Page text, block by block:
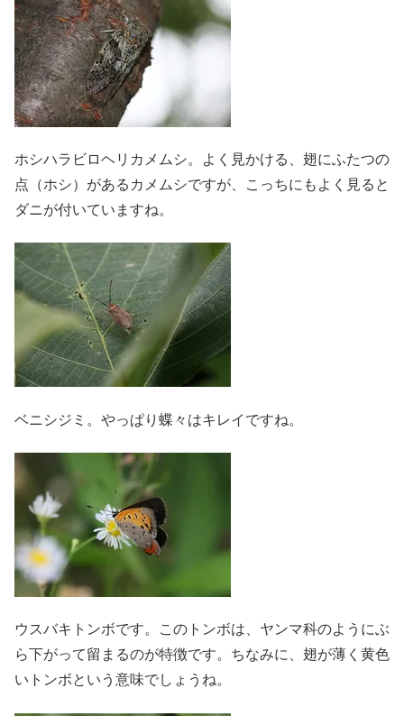
ホシハラビロヘリカメムシ。よく見かける、翅にふたつの
点（ホシ）があるカメムシですが、こっちにもよく見ると
ダニが付いていますね。
ベニシジミ。やっぱり蝶々はキレイですね。
ウスバキトンボです。このトンボは、ヤンマ科のようにぶ
ら下がって留まるのが特徴です。ちなみに、翅が薄く黄色
いトンボという意味でしょうね。